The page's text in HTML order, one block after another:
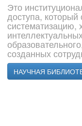
Это
доступа, который
систематизацию,
созданных
НАУЧНАЯ